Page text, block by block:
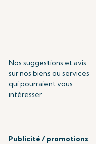
Nos suggestions et avis
sur nos biens ou services
qui pourraient vous
intéresser.
Publicité / promotions